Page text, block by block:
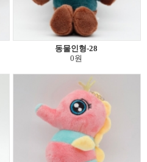
동물인형-28
0원